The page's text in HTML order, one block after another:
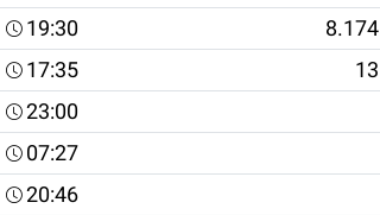
19:30 8.174
17:35 13
23:00
07:27
20:46